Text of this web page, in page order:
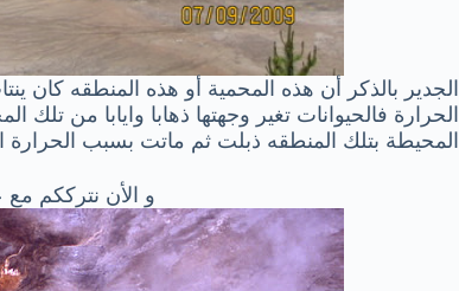
لجدير بالذكر أن هذه المحمية أو هذه المنطقه كان
الحرارة فالحيوانات تغير وجهتها ذهابا وايابا من تلك
المحيطة بتلك المنطقه ذبلت ثم ماتت بسبب الحرارة
و الأن نترككم مع